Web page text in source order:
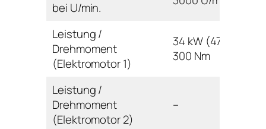
bei U/min.
Leistung /
Drehmoment
(Elektromotor 1)
34 kW (47 PS) /
300 Nm
Leistung /
Drehmoment
(Elektromotor 2)
–